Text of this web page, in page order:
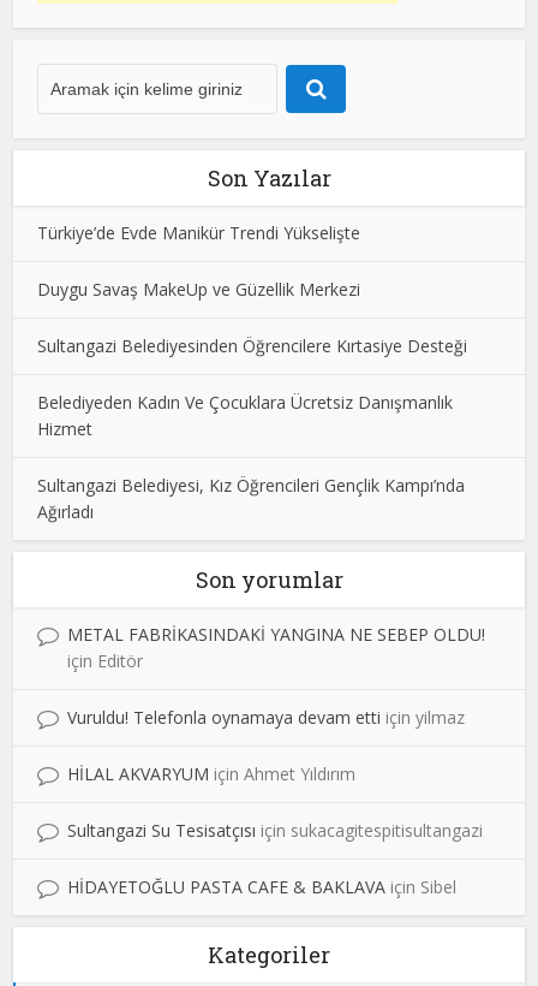
Son Yazılar
Türkiye’de Evde Manikür Trendi Yükselişte
Duygu Savaş MakeUp ve Güzellik Merkezi
Sultangazi Belediyesinden Öğrencilere Kırtasiye Desteği
Belediyeden Kadın Ve Çocuklara Ücretsiz Danışmanlık
Hizmet
Sultangazi Belediyesi, Kız Öğrencileri Gençlik Kampı’nda
Ağırladı
Son yorumlar
METAL FABRİKASINDAKİ YANGINA NE SEBEP OLDU!
için Editör
Vuruldu! Telefonla oynamaya devam etti içinyilmaz
HİLAL AKVARYUM içinAhmet Yıldırım
Sultangazi Su Tesisatçısı için sukacagitespitisultangazi
HİDAYETOĞLU PASTA CAFE & BAKLAVA için Sibel
Kategoriler